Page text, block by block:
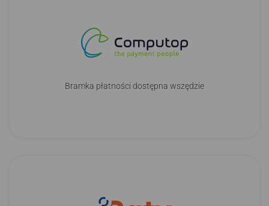
Bramka płatności dostępna wszędzie